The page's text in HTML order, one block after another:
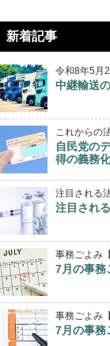
新着記事
令和8年5月
中継輸送
これからの
自民党の
得の義務化
注目される
注目され
事務ごよみ
7月の事務
事務ごよみ
7月の事務